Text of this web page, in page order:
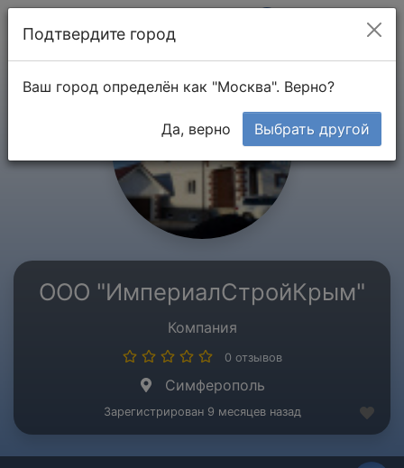
ООО "ИмпериалСтройКрым"
Компания
0 отзывов
Симферополь
Зарегистрирован 9 месяцев назад
Подтвердите город
Ваш город определён как "Москва". Верно?
Да, верно Выбрать другой